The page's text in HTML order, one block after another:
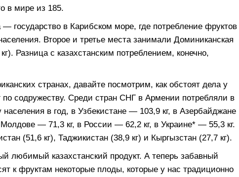
в мире из 185.
государство в Карибском море, где потребление фруктов
Второе и третье места занимали Доминиканская
Разница с казахстанским потреблением, конечно,
странах, давайте посмотрим, как обстоят дела у
по содружеству. Среди стран СНГ в Армении потребляли в
в год, в Узбекистане — 103,9 кг, в Азербайджане
— 71,3 кг, в России — 62,2 кг, в Украине* — 55,3 кг.
(51,6 кг), Таджикистан (38,9 кг) и Кыргызстан (27,7 кг).
казахстанский продукт. А теперь забавный
к фруктам некоторые плоды, которые у нас традиционно